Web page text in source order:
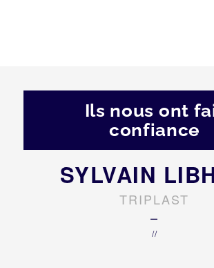
Ils nous ont
confiance
SYLVAIN
TRIPLAST
–
//